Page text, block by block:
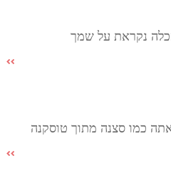
נקראת על שמך
כמו סצנה מתוך טוסקנה